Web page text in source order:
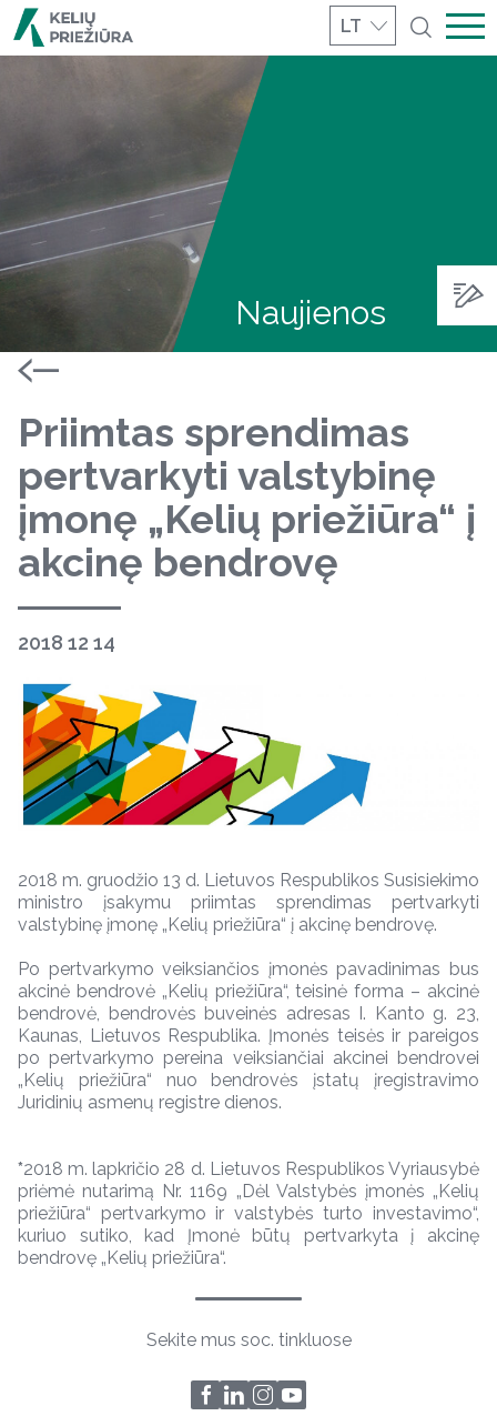
LT
Naujienos
Priimtas sprendimas
pertvarkyti valstybinę
įmonę „Kelių priežiūra“ į
akcinę bendrovę
2018 12 14
2018 m. gruodžio 13 d. Lietuvos Respublikos Susisiekimo
ministro įsakymu priimtas sprendimas pertvarkyti
valstybinę įmonę „Kelių priežiūra“ į akcinę bendrovę.
Po pertvarkymo veiksiančios įmonės pavadinimas bus
akcinė bendrovė „Kelių priežiūra“, teisinė forma – akcinė
bendrovė, bendrovės buveinės adresas I. Kanto g. 23,
Kaunas, Lietuvos Respublika. Įmonės teisės ir pareigos
po pertvarkymo pereina veiksiančiai akcinei bendrovei
„Kelių priežiūra“ nuo bendrovės įstatų įregistravimo
Juridinių asmenų registre dienos.
*2018 m. lapkričio 28 d. Lietuvos Respublikos Vyriausybė
priėmė nutarimą Nr. 1169 „Dėl Valstybės įmonės „Kelių
priežiūra“ pertvarkymo ir valstybės turto investavimo“,
kuriuo sutiko, kad Įmonė būtų pertvarkyta į akcinę
bendrovę „Kelių priežiūra“.
Sekite mus soc. tinkluose